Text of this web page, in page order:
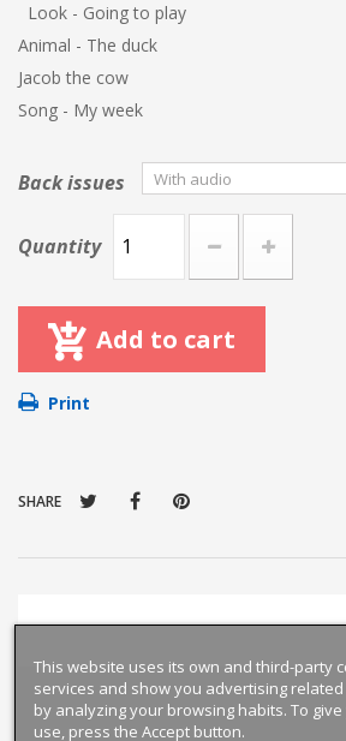
Look - Going to play
Animal - The duck
Jacob the cow
Song - My week
Back issues
Quantity
Add to cart
Print
SHARE
This website uses its own and third-party
services and show you advertising
by analyzing your browsing habits. To
use, press the Accept button.